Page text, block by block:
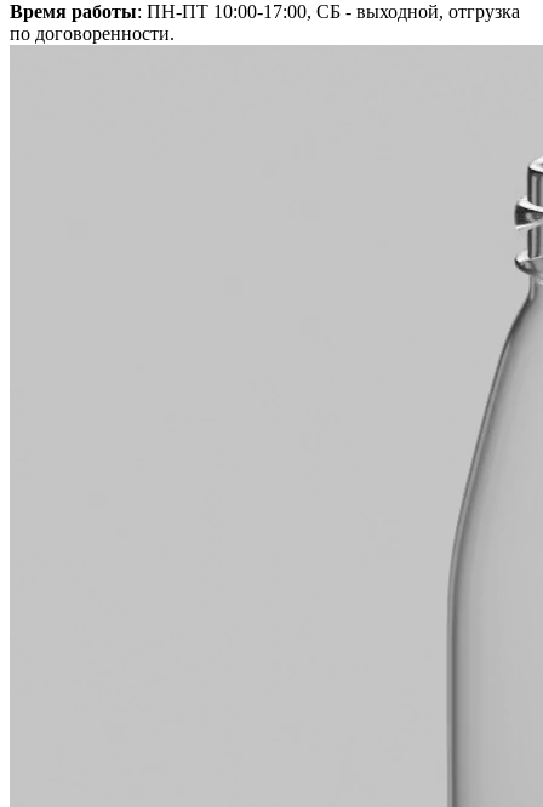
Время работы: ПН-ПТ 10:00-17:00, СБ - выходной, отгрузка
по договоренности.